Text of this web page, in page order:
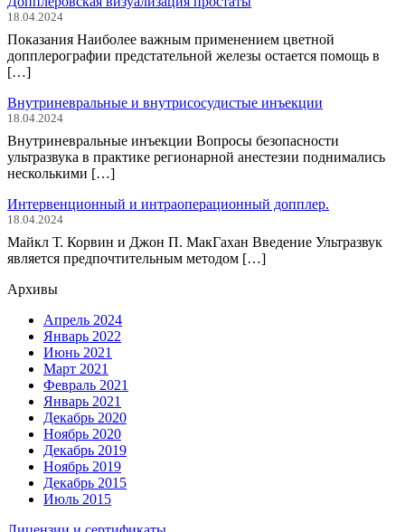
18.04.2024
Показания Наиболее важным применением цветной
допплерографии предстательной железы остается помощь в
[…]
Внутриневральные и внутрисосудистые инъекции
18.04.2024
Внутриневральные инъекции Вопросы безопасности
ультразвука в практике регионарной анестезии поднимались
несколькими […]
Интервенционный и интраоперационный допплер.
18.04.2024
Майкл Т. Корвин и Джон П. МакГахан Введение Ультразвук
является предпочтительным методом […]
Архивы
Апрель 2024
Январь 2022
Июнь 2021
Март 2021
Февраль 2021
Январь 2021
Декабрь 2020
Ноябрь 2020
Декабрь 2019
Ноябрь 2019
Декабрь 2015
Июль 2015